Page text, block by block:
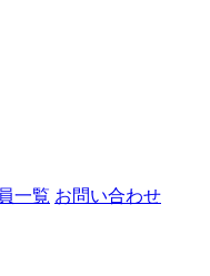
一覧 お問い合わせ